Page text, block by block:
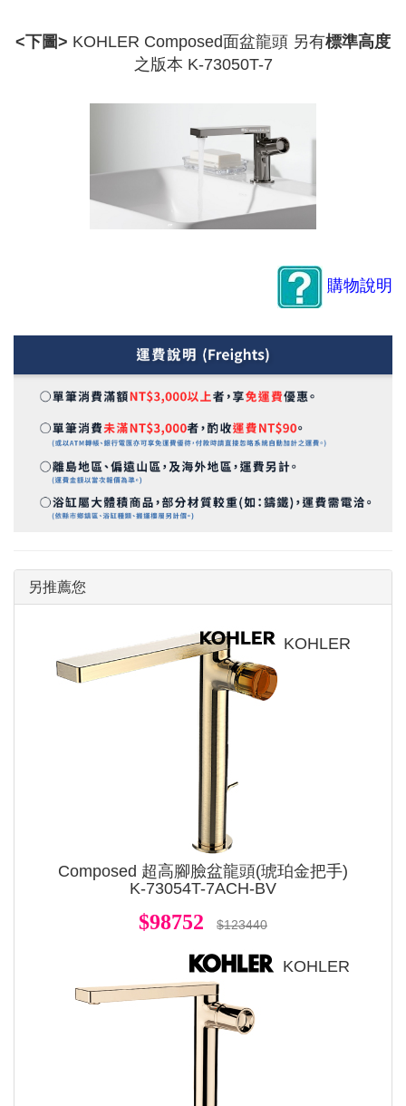
<下圖> KOHLER Composed面盆龍頭 另有標準高度
之版本 K-73050T-7​
購物說明
另推薦您
KOHLER
Composed 超高腳臉盆龍頭(琥珀金把手)
K-73054T-7ACH-BV
$98752 $123440
KOHLER